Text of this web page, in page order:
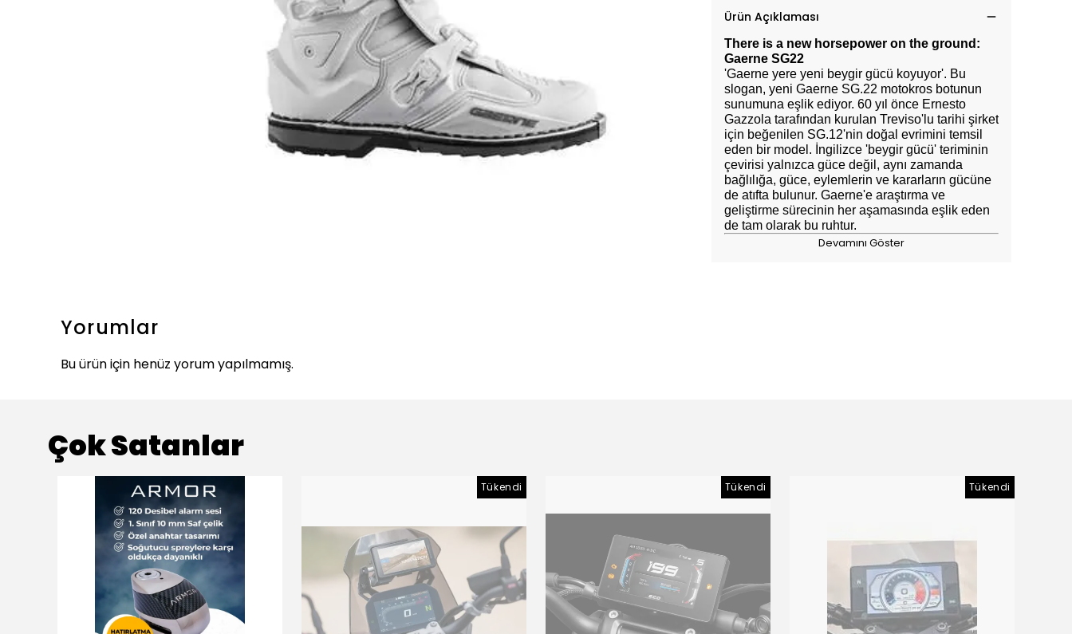
Ürün Açıklaması
There is a new horsepower on the ground:
Gaerne SG22
'Gaerne yere yeni beygir gücü koyuyor'. Bu
slogan, yeni Gaerne SG.22 motokros botunun
sunumuna eşlik ediyor. 60 yıl önce Ernesto
Gazzola tarafından kurulan Treviso'lu tarihi şirket
için beğenilen SG.12'nin doğal evrimini temsil
eden bir model. İngilizce 'beygir gücü' teriminin
çevirisi yalnızca güce değil, aynı zamanda
bağlılığa, güce, eylemlerin ve kararların gücüne
de atıfta bulunur. Gaerne'e araştırma ve
geliştirme sürecinin her aşamasında eşlik eden
de tam olarak bu ruhtur.
Devamını Göster
Yorumlar
Bu ürün için henüz yorum yapılmamış.
Çok Satanlar
Tükendi Tükendi Tükendi